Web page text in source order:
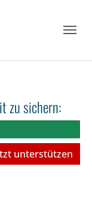
zu sichern:
unterstützen